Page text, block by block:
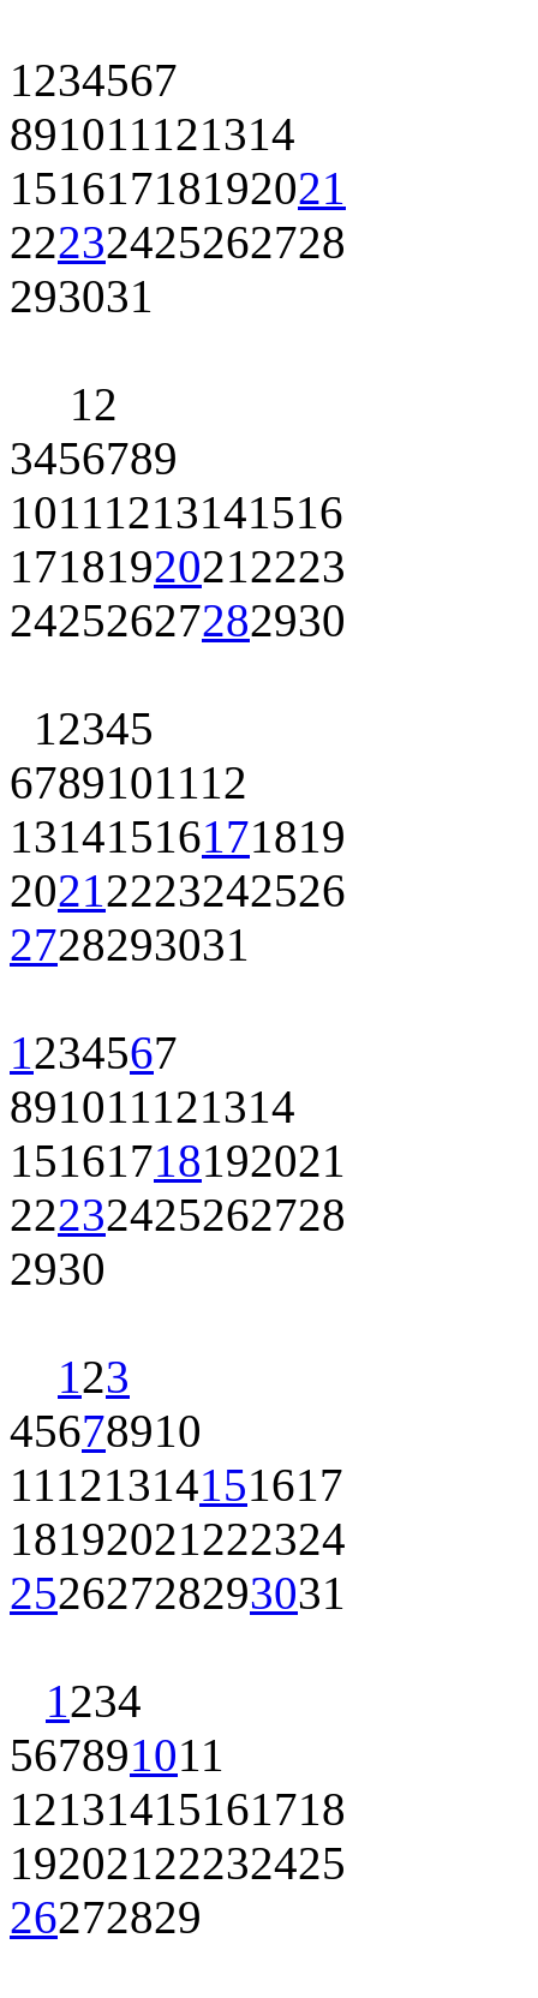
1234567
891011121314
15161718192021
22232425262728
293031
12
3456789
10111213141516
17181920212223
24252627282930
12345
6789101112
13141516171819
20212223242526
2728293031
1234567
891011121314
15161718192021
22232425262728
2930
123
45678910
11121314151617
18192021222324
25262728293031
1234
567891011
12131415161718
19202122232425
26272829